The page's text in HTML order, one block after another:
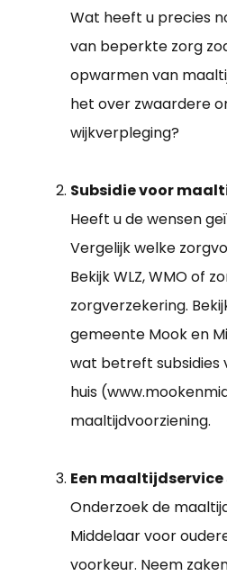
Wat heeft u precies
van beperkte zorg
opwarmen van
het over zwaardere
wijkverpleging?
Subsidie voor
Heeft u de wensen
Vergelijk welke
Bekijk WLZ, WMO of
zorgverzekering.
gemeente Mook en
wat betreft subsidies
huis
maaltijdvoorziening.
Een maaltijdservice
Onderzoek de
Middelaar voor
voorkeur. Neem